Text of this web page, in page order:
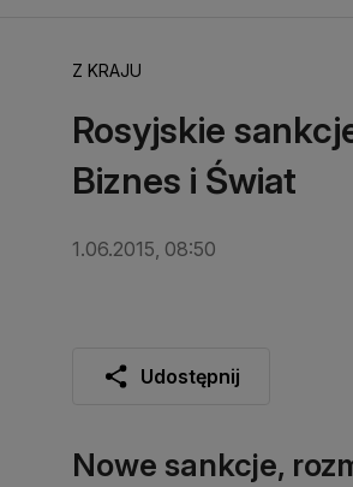
Z KRAJU
Rosyjskie
Biznes i Świat
1.06.2015, 08:50
Udostępnij
Nowe sankcje,